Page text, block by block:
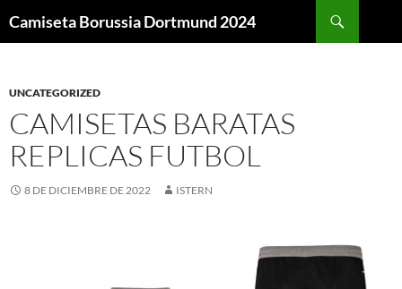
Camiseta Borussia Dortmund 2024
UNCATEGORIZED
CAMISETAS BARATAS
REPLICAS FUTBOL
8 DE DICIEMBRE DE 2022 ISTERN